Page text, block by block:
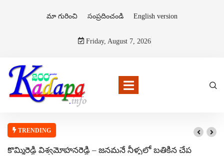
మా గురించి సంప్రదించండి English version
Friday, August 7, 2026
TRENDING
కొమ్మిరెడ్డి విశ్వమోహనరెడ్డి – జనమనే నీళ్ళలో బతికిన చేప